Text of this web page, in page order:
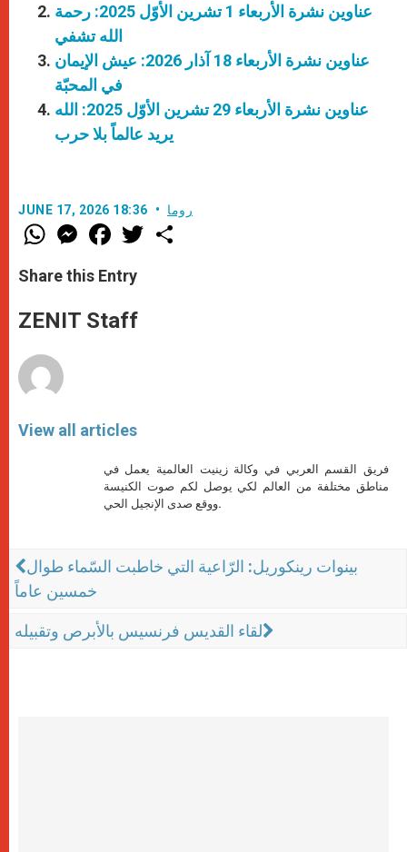
عناوين نشرة الأربعاء 1 تشرين الأوّل 2025: رحمة
الله تشفي
عناوين نشرة الأربعاء 18 آذار 2026: عيش الإيمان
في المحبّة
عناوين نشرة الأربعاء 29 تشرين الأوّل 2025: الله
يريد عالماً بلا حرب
JUNE 17, 2026 18:36 روما
W
h
t
s
p
p
M
e
s
e
g
e
F
a
e
b
o
k
w
Share this Entry
ZENIT Staff
View all articles
فريق القسم العربي في وكالة زينيت العالمية يعمل في
مناطق مختلفة من العالم لكي يوصل لكم صوت الكنيسة
ووقع صدى الإنجيل الحي.
بينوات رينكوريل: الرّاعية التي خاطبت السّماء طوال
خمسين عاماً
لقاء القديس فرنسيس بالأبرص وتقبيله